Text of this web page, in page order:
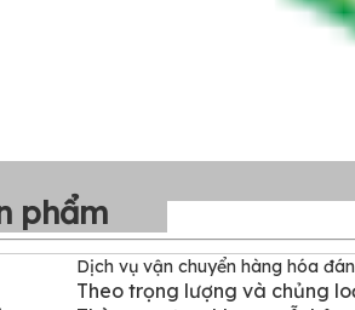
phẩm
Dịch vụ vận chuyển hàng hóa
Theo trọng lượng và chủng